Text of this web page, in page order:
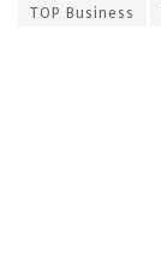
TOP Business